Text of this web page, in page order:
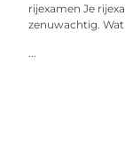
rijexamen Je
zenuwachtig.
...